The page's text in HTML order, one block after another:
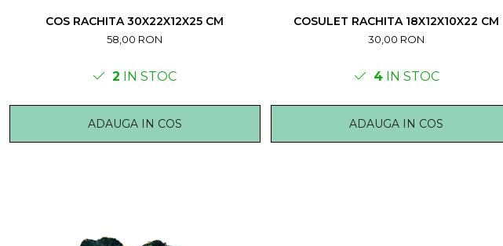
COS RACHITA 30X22X12X25 CM
58,00 RON
2 IN STOC
ADAUGA IN COS
COSULET RACHITA 18X12X10X22 CM
30,00 RON
4IN STOC
ADAUGA IN COS